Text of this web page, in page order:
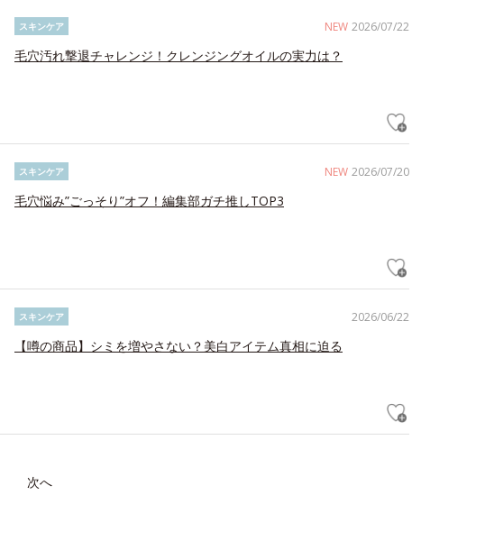
NEW 2026/07/22
スキンケア
毛穴汚れ撃退チャレンジ！クレンジングオイルの実力は？
NEW 2026/07/20
スキンケア
毛穴悩み”ごっそり”オフ！編集部ガチ推しTOP3
2026/06/22
スキンケア
【噂の商品】シミを増やさない？美白アイテム真相に迫る
次へ